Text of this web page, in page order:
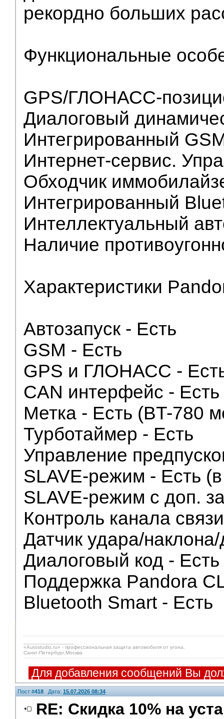
рекордно больших
Функциональные
GPS/ГЛОНАСС-
Диалоговый
Интегрированный
Интернет-сервис.
Обходчик
Интегрированный
Интеллектуальный
Наличие
Характеристики
Автозапуск - Есть
GSM - Есть
GPS и ГЛОНАСС -
CAN интерфейс - Есть
Метка - Есть (BT-780
Турботаймер - Есть
Управление
SLAVE-режим - Есть
SLAVE-режим с доп.
Контроль канала
Датчик удара/
Диалоговый код - Есть
Поддержка Pandora
Bluetooth Smart - Есть
«Autostudio.ru» - профессиональная защита автомобиля от угона.
Санкт-Петербург,Москва
Для добавления сообщений Вы
Пост #418 Дата: 15.07.2026 08:34
RE: Скидка 10% на